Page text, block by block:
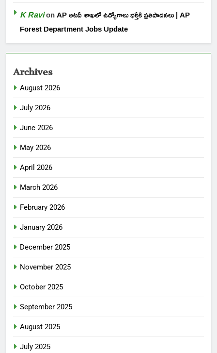
K RavionAP అటవీ శాఖలో ఉద్యోగాలు భర్తీకి ప్రతిపాదనలు | AP
Forest Department Jobs Update
Archives
August 2026
July 2026
June 2026
May 2026
April 2026
March 2026
February 2026
January 2026
December 2025
November 2025
October 2025
September 2025
August 2025
July 2025